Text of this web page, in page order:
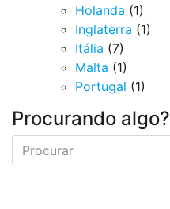
Holanda (1)
Inglaterra (1)
Itália (7)
Malta (1)
Portugal (1)
Procurando algo?